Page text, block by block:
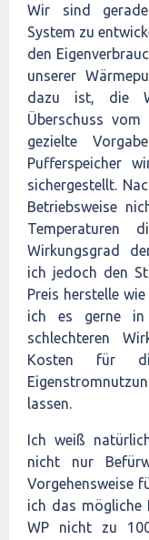
Wir sind gerade
System zu
den
unserer
dazu ist, die
Überschuss
gezielte
Pufferspeicher
sichergestellt.
Betriebsweise
Temperaturen
Wirkungsgrad
ich jedoch den
Preis herstelle
ich es gerne
schlechteren
Kosten für
lassen.
Ich weiß
nicht nur
Vorgehensweise
ich das mögliche
WP nicht zu